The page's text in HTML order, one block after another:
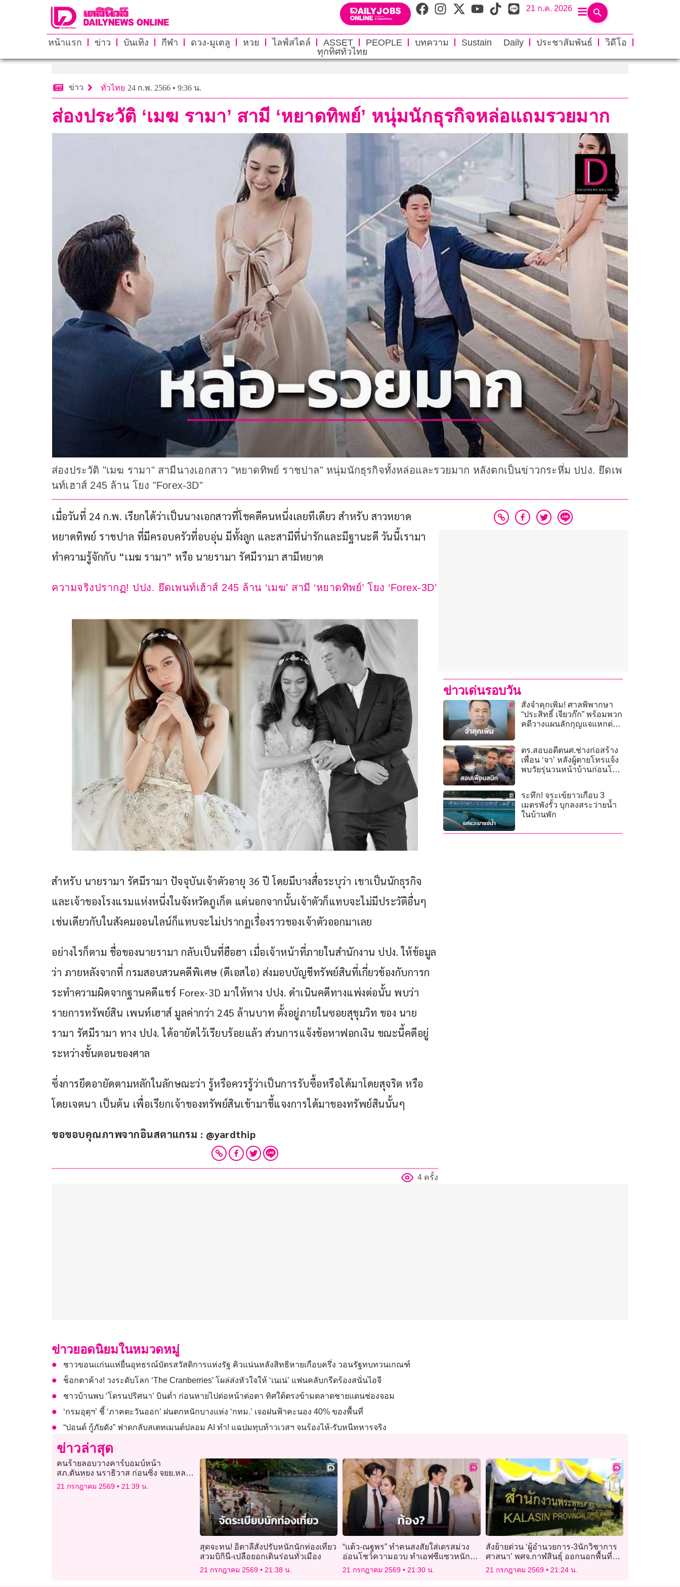
21 ก.ค. 2026
หน้าแรก ข่าว บันเทิง กีฬา ดวง-มูเตลู หวย ไลฟ์สไตล์ ASSET PEOPLE บทความ Sustain Daily ประชาสัมพันธ์
วิดีโอ
ทุกทิศทั่วไทย
ข่าว ทั่วไทย 24 ก.พ. 2566 • 9:36 น.
ส่องประวัติ ‘เมฆ รามา’ สามี ‘หยาดทิพย์’ หนุ่มนักธุรกิจหล่อแถมรวยมาก
ส่องประวัติ "เมฆ รามา" สามีนางเอกสาว "หยาดทิพย์ ราชปาล" หนุ่มนักธุรกิจทั้งหล่อและรวยมาก หลังตกเป็นข่าวกระหึ่ม ปปง. ยึดเพ
นท์เฮาส์ 245 ล้าน โยง "Forex-3D"
เมื่อวันที่ 24 ก.พ. เรียกได้ว่าเป็นนางเอกสาวที่โชคดีคนหนึ่งเลยทีเดียว สำหรับ สาวหยาด
หยาดทิพย์ ราชปาล ที่มีครอบครัวที่อบอุ่น มีทั้งลูก และสามีที่น่ารักและมีฐานะดี วันนี้เรามา
ทำความรู้จักกับ “เมฆ รามา” หรือ นายรามา รัศมีรามา สามีหยาด
ความจริงปรากฏ! ปปง. ยึดเพนท์เฮ้าส์ 245 ล้าน ‘เมฆ’ สามี ‘หยาดทิพย์’ โยง ‘Forex-3D’
สำหรับ นายรามา รัศมีรามา ปัจจุบันเจ้าตัวอายุ 36 ปี โดยมีบางสื่อระบุว่า เขาเป็นนักธุรกิจ
และเจ้าของโรงแรมแห่งหนึ่งในจังหวัดภูเก็ต แต่นอกจากนั้นเจ้าตัวก็แทบจะไม่มีประวัติอื่นๆ
เช่นเดียวกับในสังคมออนไลน์ก็แทบจะไม่ปรากฏเรื่องราวของเจ้าตัวออกมาเลย
อย่างไรก็ตาม ชื่อของนายรามา กลับเป็นที่ฮือฮา เมื่อเจ้าหน้าที่ภายในสำนักงาน ปปง. ให้ข้อมูล
ว่า ภายหลังจากที่ กรมสอบสวนคดีพิเศษ (ดีเอสไอ) ส่งมอบบัญชีทรัพย์สินที่เกี่ยวข้องกับการก
ระทำความผิดจากฐานคดีแชร์ Forex-3D มาให้ทาง ปปง. ดำเนินคดีทางแพ่งต่อนั้น พบว่า
รายการทรัพย์สิน เพนท์เฮาส์ มูลค่ากว่า 245 ล้านบาท ตั้งอยู่ภายในซอยสุขุมวิท ของ นาย
รามา รัศมีรามา ทาง ปปง. ได้อายัดไว้เรียบร้อยแล้ว ส่วนการแจ้งข้อหาฟอกเงิน ขณะนี้คดีอยู่
ระหว่างขั้นตอนของศาล
ซึ่งการยึดอายัดตามหลักในลักษณะว่า รู้หรือควรรู้ว่าเป็นการรับซื้อหรือได้มาโดยสุจริต หรือ
โดยเจตนา เป็นต้น เพื่อเรียกเจ้าของทรัพย์สินเข้ามาชี้แจงการได้มาของทรัพย์สินนั้นๆ
ขอขอบคุณภาพจากอินสตาแกรม : @yardthip
4 ครั้ง
ข่าวเด่นรอบวัน
สั่งจำคุกเพิ่ม! ศาลพิพากษา
“ประสิทธิ์ เจียวก๊ก” พร้อมพวก
คดีวางแผนลักกุญแจแหกด่าน
ตร.สอบอดีตนศ.ช่างก่อสร้าง
เพื่อน ‘จา’ หลังผู้ตายโทรแจ้ง
พบวัยรุ่นวนหน้าบ้านก่อนโดน
ระทึก! จระเข้ยาวเกือบ 3
เมตรพังรั้ว บุกลงสระว่ายน้ำ
ในบ้านพัก
ข่าวยอดนิยมในหมวดหมู่
ชาวขอนแก่นแห่ยื่นอุทธรณ์บัตรสวัสดิการแห่งรัฐ คิวแน่นหลังสิทธิหายเกือบครึ่ง วอนรัฐทบทวนเกณฑ์
ช็อกตาค้าง! วงระดับโลก ‘The Cranberries’ โผล่ส่งหัวใจให้ ‘เนเน่’ แฟนคลับกรีดร้องสนั่นไอจี
ชาวบ้านพบ ‘โดรนปริศนา’ บินต่ำ ก่อนหายไปต่อหน้าต่อตา ทิศใต้ตรงข้ามตลาดชายแดนช่องจอม
‘กรมอุตุฯ’ ชี้ ‘ภาคตะวันออก’ ฝนตกหนักบางแห่ง ‘กทม.’ เจอฝนฟ้าคะนอง 40% ของพื้นที่
“ปอนด์ กู้ภัยดัง” ฟาดกลับสเตทเมนต์ปลอม AI ทำ! แฉปมทุบท้าวเวสฯ จนร้องไห้-รับหนีทหารจริง
ข่าวล่าสุด
คนร้ายลอบวางคาร์บอมบ์หน้า
สภ.ตันหยง นราธิวาส ก่อนซิ่ง จยย.หลบ
หนี ไร้เจ็บ
21 กรกฎาคม 2569 21:39 น.
สุดจะทน! อิตาลีสั่งปรับหนักนักท่องเที่ยว
สวมบิกินี-เปลือยอกเดินร่อนทั่วเมือง
21 กรกฎาคม 2569 21:38 น.
“แต้ว-ณฐพร” ทำคนสงสัยใส่เดรสม่วง
อ่อนโชว์ความอวบ ทำเอฟซีแซวหนัก
มาก “ลูกมาแล้วแน่ๆ”
21 กรกฎาคม 2569 21:30 น.
สั่งย้ายด่วน ‘ผู้อำนวยการ-3นักวิชาการ
ศาสนา’ พศจ.กาฬสินธุ์ ออกนอกพื้นที่
ทันที
21 กรกฎาคม 2569 21:24 น.